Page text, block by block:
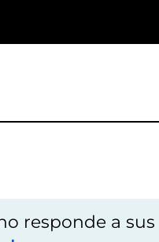
responde a